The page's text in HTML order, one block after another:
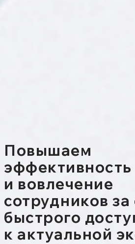
Повышаем
эффективность
и вовлечение
сотрудников за
быстрого
к актуальной